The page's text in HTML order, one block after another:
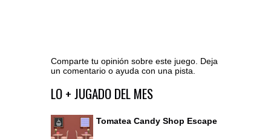
Comparte tu opinión sobre este juego. Deja
un comentario o ayuda con una pista.
Ir al editor de comentarios
LO + JUGADO DEL MES
Tomatea Candy Shop Escape